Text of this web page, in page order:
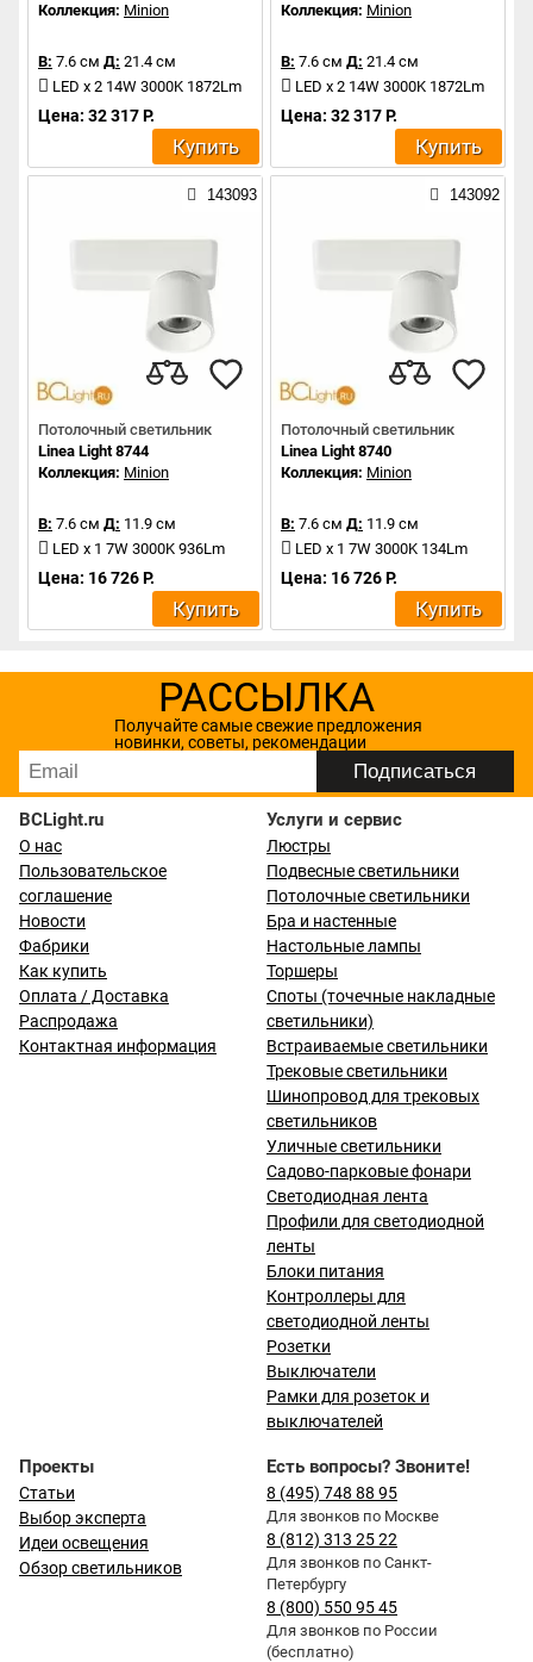
Коллекция: Minion
В: 7.6 см Д: 21.4 см
LED x 2 14W 3000K 1872Lm
Цена: 32 317 Р.
Купить
Коллекция: Minion
В: 7.6 см Д: 21.4 см
LED x 2 14W 3000K 1872Lm
Цена: 32 317 Р.
Купить
143093
Потолочный светильник
Linea Light 8744
Коллекция: Minion
В: 7.6 см Д: 11.9 см
LED x 1 7W 3000K 936Lm
Цена: 16 726 Р.
Купить
143092
Потолочный светильник
Linea Light 8740
Коллекция: Minion
В: 7.6 см Д: 11.9 см
LED x 1 7W 3000K 134Lm
Цена: 16 726 Р.
Купить
РАССЫЛКА
Получайте самые свежие предложения
новинки, советы, рекомендации
BCLight.ru
О нас
Пользовательское
соглашение
Новости
Фабрики
Как купить
Оплата / Доставка
Распродажа
Контактная информация
Услуги и сервис
Люстры
Подвесные светильники
Потолочные светильники
Бра и настенные
Настольные лампы
Торшеры
Споты (точечные накладные
светильники)
Встраиваемые светильники
Трековые светильники
Шинопровод для трековых
светильников
Уличные светильники
Садово-парковые фонари
Светодиодная лента
Профили для светодиодной
ленты
Блоки питания
Контроллеры для
светодиодной ленты
Розетки
Выключатели
Рамки для розеток и
выключателей
Проекты
Статьи
Выбор эксперта
Идеи освещения
Обзор светильников
Есть вопросы? Звоните!
8 (495) 748 88 95
Для звонков по Москве
8 (812) 313 25 22
Для звонков по Санкт-
Петербургу
8 (800) 550 95 45
Для звонков по России
(бесплатно)